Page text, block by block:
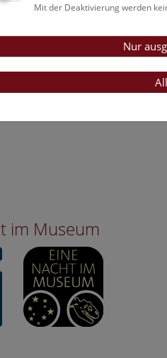
im Museum
Mit der Deaktivierung werden
Nur